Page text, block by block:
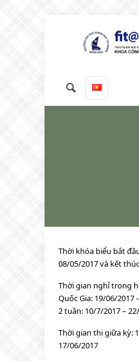
Thời khóa biểu bắt
08/05/2017 và kết
Thời gian nghỉ trong
Quốc Gia: 19/06/2017
2 tuần: 10/7/2017 –
Thời gian thi giữa kỳ:
17/06/2017